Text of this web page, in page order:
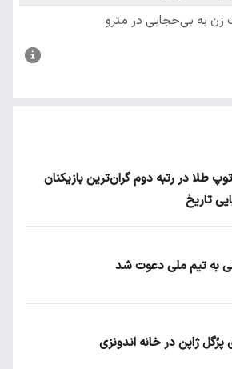
طلا در رتبه دوم گران‌ترین بازیکنان
تاریخ
به تیم ملی دعوت شد
پرُگل ژاپن در خانه اندونزی